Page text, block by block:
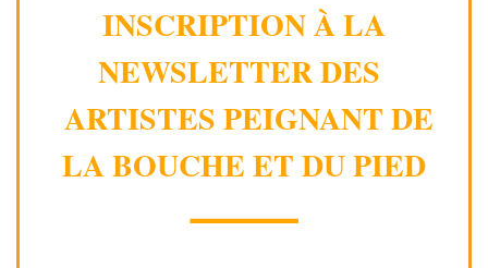
INSCRIPTION À LA
NEWSLETTER DES
ARTISTES PEIGNANT DE
LA BOUCHE ET DU PIED
⸻